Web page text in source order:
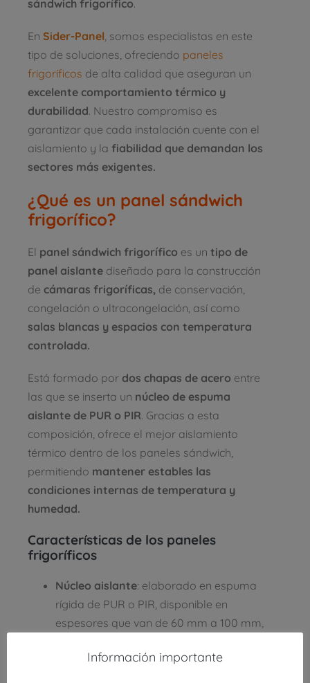
sándwich frigorífico.
En Sider-Panel , somos especialistas en este
tipo de soluciones, ofreciendo paneles
frigoríficos de alta calidad que aseguran un
excelente comportamiento térmico y
durabilidad. Nuestro compromiso es
garantizar que cada instalación cuente con el
aislamiento y la fiabilidad que demandan los
sectores más exigentes.
¿Qué es un panel sándwich
frigorífico?
El panel sándwich frigorífico es un tipo de
panel aislante diseñado para la construcción
de cámaras frigoríficas, de conservación,
congelación o ultracongelación, así como
salas blancas y espacios con temperatura
controlada.
Está formado por dos chapas de acero entre
las que se inserta un núcleo de espuma
aislante de PUR o PIR. Gracias a esta
composición, ofrece el mejor aislamiento
térmico dentro de los paneles sándwich,
permitiendo mantener estables las
condiciones internas de temperatura y
humedad.
Características de los paneles
frigoríficos
Núcleo aislante: elaborado en espuma
rígida de PUR o PIR, disponible en
espesores que van de 60 mm a 100 mm,
la temperatura.
Información importante